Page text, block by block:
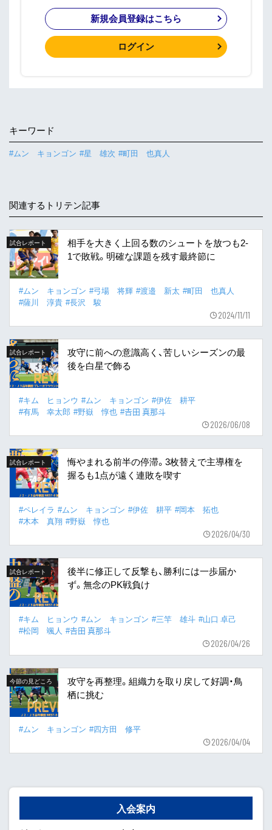
新規会員登録はこちら
ログイン
キーワード
#ムン キョンゴン #星 雄次 #町田 也真人
関連するトリテン記事
試合レポート
相手を大きく上回る数のシュートを放つも2-
1で敗戦。明確な課題を残す最終節に
#ムン キョンゴン #弓場 将輝 #渡邉 新太 #町田 也真人
#薩川 淳貴 #長沢 駿
2024/11/11
試合レポート
攻守に前への意識高く、苦しいシーズンの最
後を白星で飾る
#キム ヒョンウ #ムン キョンゴン #伊佐 耕平
#有馬 幸太郎 #野嶽 惇也 #𠮷田 真那斗
2026/06/08
試合レポート
悔やまれる前半の停滞。3枚替えで主導権を
握るも1点が遠く連敗を喫す
#ペレイラ #ムン キョンゴン #伊佐 耕平 #岡本 拓也
#木本 真翔 #野嶽 惇也
2026/04/30
試合レポート
後半に修正して反撃も、勝利には一歩届か
ず。無念のPK戦負け
#キム ヒョンウ #ムン キョンゴン #三竿 雄斗 #山口 卓己
#松岡 颯人 #𠮷田 真那斗
2026/04/26
今節の見どころ
攻守を再整理。組織力を取り戻して好調・鳥
栖に挑む
#ムン キョンゴン #四方田 修平
2026/04/04
入会案内